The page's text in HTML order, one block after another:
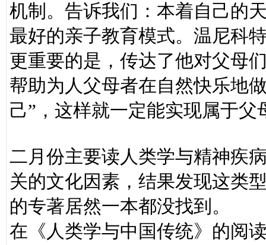
机制。告诉我们：本着自己的
最好的亲子教育模式。温尼科
更重要的是，传达了他对父母
帮助为人父母者在自然快乐地
己”，这样就一定能实现属于
二月份主要读人类学与精神疾
关的文化因素，结果发现这类
的专著居然一本都没找到。
在《人类学与中国传统》的阅